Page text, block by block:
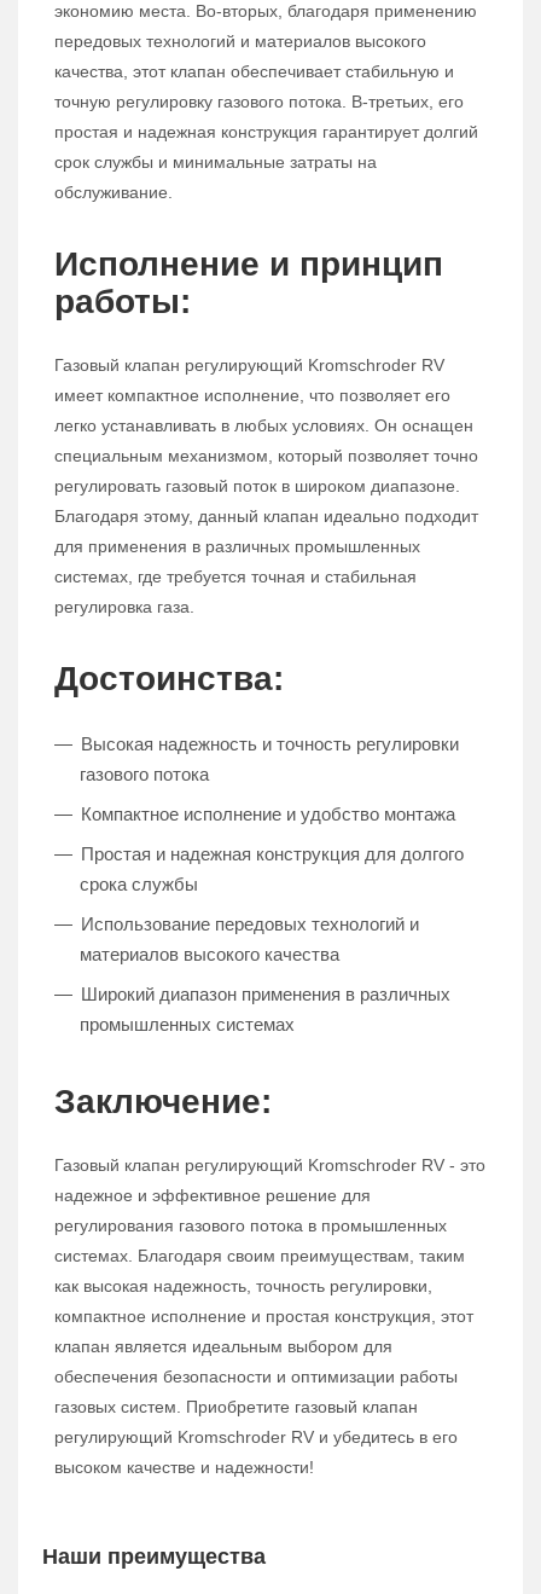
экономию места. Во-вторых, благодаря применению
передовых технологий и материалов высокого
качества, этот клапан обеспечивает стабильную и
точную регулировку газового потока. В-третьих, его
простая и надежная конструкция гарантирует долгий
срок службы и минимальные затраты на
обслуживание.
Исполнение и принцип
работы:
Газовый клапан регулирующий Kromschroder RV
имеет компактное исполнение, что позволяет его
легко устанавливать в любых условиях. Он оснащен
специальным механизмом, который позволяет точно
регулировать газовый поток в широком диапазоне.
Благодаря этому, данный клапан идеально подходит
для применения в различных промышленных
системах, где требуется точная и стабильная
регулировка газа.
Достоинства:
Высокая надежность и точность регулировки
газового потока
Компактное исполнение и удобство монтажа
Простая и надежная конструкция для долгого
срока службы
Использование передовых технологий и
материалов высокого качества
Широкий диапазон применения в различных
промышленных системах
Заключение:
Газовый клапан регулирующий Kromschroder RV - это
надежное и эффективное решение для
регулирования газового потока в промышленных
системах. Благодаря своим преимуществам, таким
как высокая надежность, точность регулировки,
компактное исполнение и простая конструкция, этот
клапан является идеальным выбором для
обеспечения безопасности и оптимизации работы
газовых систем. Приобретите газовый клапан
регулирующий Kromschroder RV и убедитесь в его
высоком качестве и надежности!
Наши преимущества